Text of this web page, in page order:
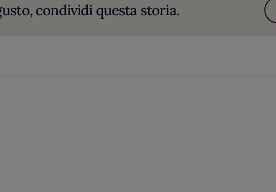
condividi questa storia.